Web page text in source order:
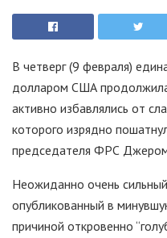
В четверг (9 февраля)
долларом США продолжила
активно избавлялись от
которого изрядно
председателя ФРС
Неожиданно очень
опубликованный в
причиной откровенно